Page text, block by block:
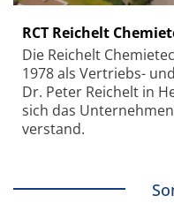
RCT Reichelt
Die Reichelt
1978 als Vertriebs-
Dr. Peter Reichelt in
sich das
verstand.